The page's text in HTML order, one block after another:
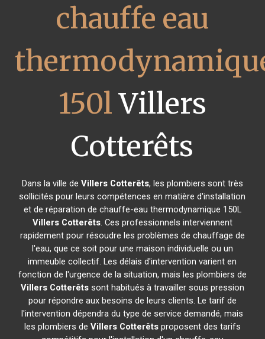
chauffe eau
150lVillers
Cotterêts
Dans la ville de Villers Cotterêts, les plombiers sont très
sollicités pour leurs compétences en matière d'installation
et de réparation de chauffe-eau thermodynamique 150L
Villers Cotterêts. Ces professionnels interviennent
rapidement pour résoudre les problèmes de chauffage de
l'eau, que ce soit pour une maison individuelle ou un
immeuble collectif. Les délais d'intervention varient en
fonction de l'urgence de la situation, mais les plombiers de
Villers Cotterêtssont habitués à travailler sous pression
pour répondre aux besoins de leurs clients. Le tarif de
l'intervention dépendra du type de service demandé, mais
les plombiers de Villers Cotterêtsproposent des tarifs